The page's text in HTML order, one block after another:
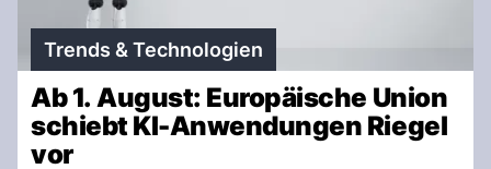
Trends & Technologien
Ab 1. August: Europäische Union
schiebt KI-Anwendungen Riegel
vor